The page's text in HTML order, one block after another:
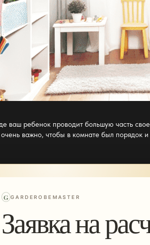
ваш ребенок проводит большую часть
важно, чтобы в комнате был
G GARDEROBEMASTER
Заявка на